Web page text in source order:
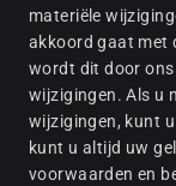
materiële
akkoord gaat met
wordt dit door
wijzigingen. Als u
wijzigingen, kunt
kunt u altijd uw
voorwaarden en